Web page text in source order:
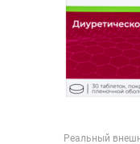
Реальный